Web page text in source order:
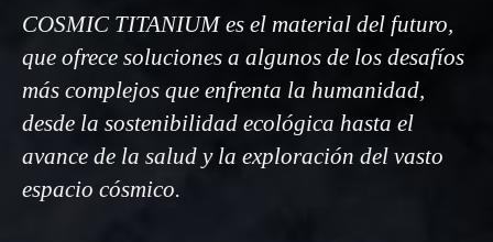
COSMIC TITANIUM es el material del futuro,
que ofrece soluciones a algunos de los desafíos
más complejos que enfrenta la humanidad,
desde la sostenibilidad ecológica hasta el
avance de la salud y la exploración del vasto
espacio cósmico.